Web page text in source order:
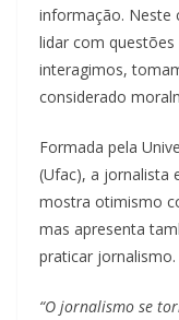
informação. Neste
lidar com
interagimos,
considerado
Formada pela
(Ufac), a jornalista
mostra otimismo
mas apresenta
praticar jornalismo.
“O jornalismo se